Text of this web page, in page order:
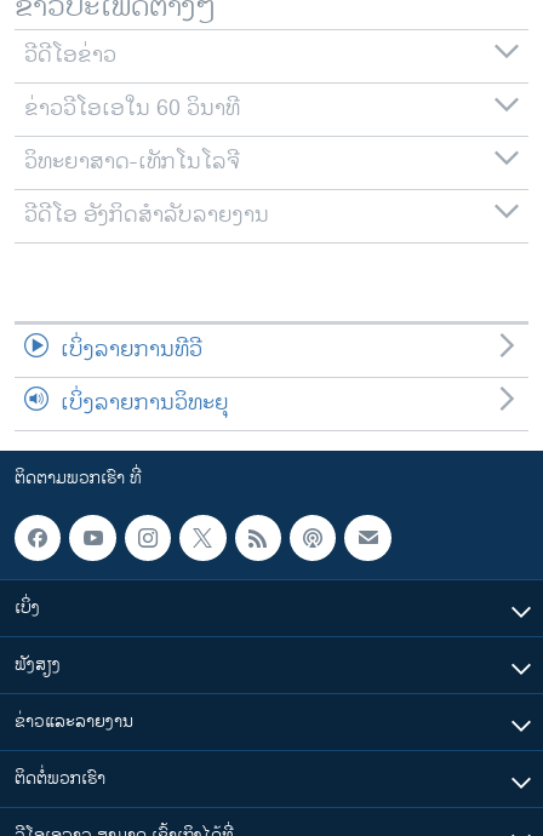
ລາຍງານ
ຕິດຕາມພວກເຮົາ ທີ່
ພາສາຕ່າງໆ
ວີດີໂອຂ່າວ
ຂ່າວວີໂອເອໃນ 60 ວິນາທີ
ວິທະຍາສາດ-ເທັກໂນໂລຈີ
ວີດີໂອ ອັງກິດສຳລັບລາຍງານ
ເບິ່ງລາຍການທີວີ
ເບິ່ງລາຍການວິທະຍຸ
ຕິດຕາມພວກເຮົາ ທີ່
ເບິ່ງ
ຟັງສຽງ
ຂ່າວແລະລາຍງານ
ຕິດຕໍ່ພວກເຮົາ